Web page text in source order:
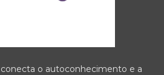
o autoconhecimento e a